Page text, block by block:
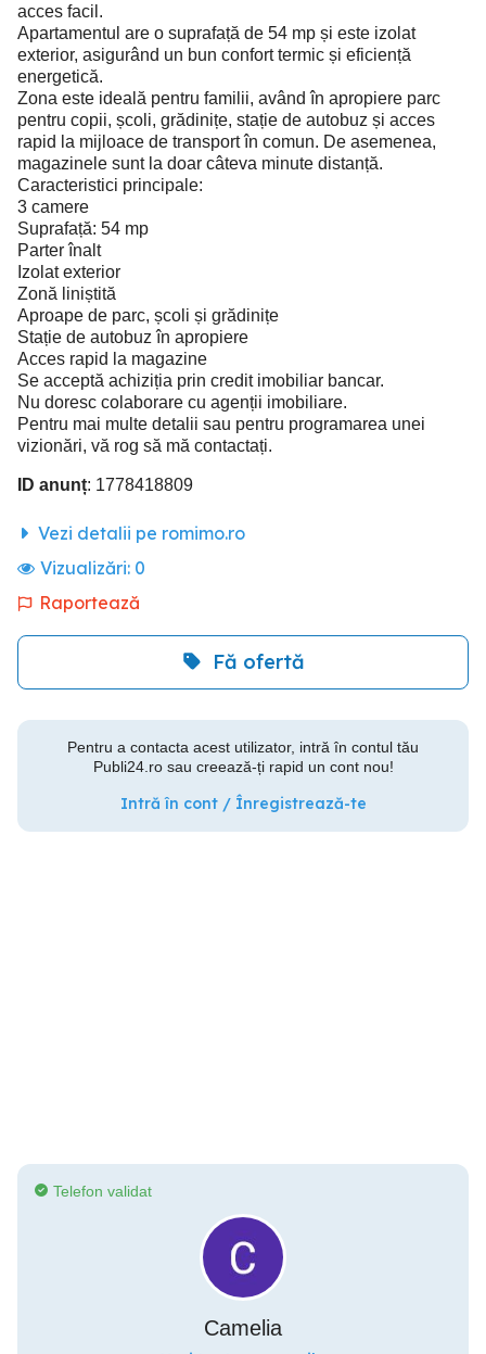
acces facil.
Apartamentul are o suprafață de 54 mp și este izolat
exterior, asigurând un bun confort termic și eficiență
energetică.
Zona este ideală pentru familii, având în apropiere parc
pentru copii, școli, grădinițe, stație de autobuz și acces
rapid la mijloace de transport în comun. De asemenea,
magazinele sunt la doar câteva minute distanță.
Caracteristici principale:
3 camere
Suprafață: 54 mp
Parter înalt
Izolat exterior
Zonă liniștită
Aproape de parc, școli și grădinițe
Stație de autobuz în apropiere
Acces rapid la magazine
Se acceptă achiziția prin credit imobiliar bancar.
Nu doresc colaborare cu agenții imobiliare.
Pentru mai multe detalii sau pentru programarea unei
vizionări, vă rog să mă contactați.
ID anunț: 1778418809
Vezi detalii pe romimo.ro
Vizualizări: 0
Raportează
Fă ofertă
Pentru a contacta acest utilizator, intră în contul tău
Publi24.ro sau creează-ți rapid un cont nou!
Intră în cont / Înregistrează-te
Telefon validat
Camelia